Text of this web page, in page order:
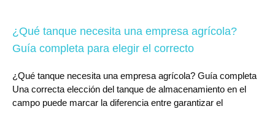
¿Qué tanque necesita una empresa agrícola?
Guía completa para elegir el correcto
¿Qué tanque necesita una empresa agrícola? Guía completa
Una correcta elección del tanque de almacenamiento en el
campo puede marcar la diferencia entre garantizar el